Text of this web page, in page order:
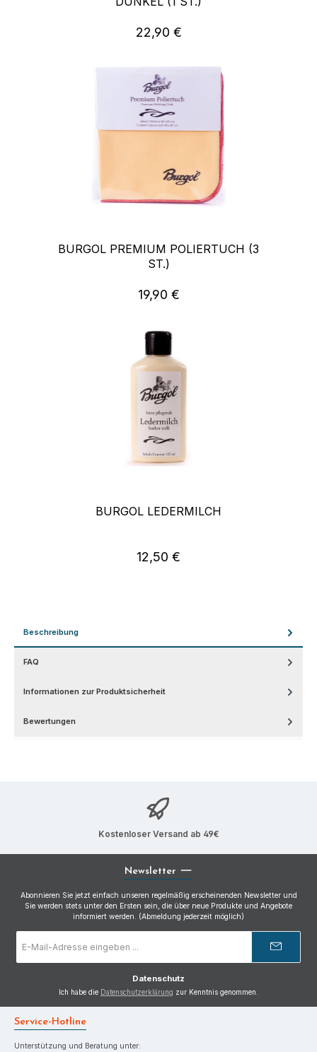
Regulärer Preis:
22,90 €
BURGOL PREMIUM POLIERTUCH (3
ST.)
Regulärer Preis:
19,90 €
BURGOL LEDERMILCH
Regulärer Preis:
12,50 €
Beschreibung
FAQ
Informationen zur Produktsicherheit
Bewertungen
Kostenloser Versand ab 49€
Newsletter
Abonnieren Sie jetzt einfach unseren regelmäßig erscheinenden Newsletter und
Sie werden stets unter den Ersten sein, die über neue Produkte und Angebote
informiert werden. (Abmeldung jederzeit möglich)
Mail-
Adresse
Datenschutz
Ich habe die Datenschutzerklärung zur Kenntnis genommen.
Service-Hotline
Unterstützung und Beratung unter: